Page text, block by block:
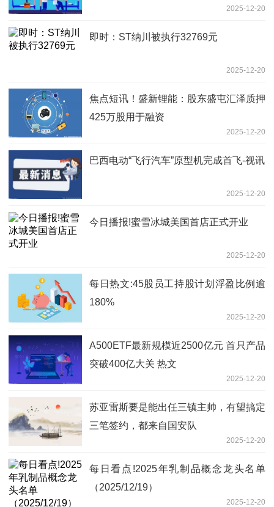
2025-12-20
即时：ST纳川被执行32769元
2025-12-20
焦点短讯！盛新锂能：股东盛屯汇泽质押
425万股用于融资
2025-12-20
巴西电动“飞行汽车”原型机完成首飞-视讯
2025-12-20
今日播报!蜜雪冰城美国首店正式开业
2025-12-20
每日热文:45股员工持股计划浮盈比例逾
180%
2025-12-20
A500ETF最新规模近2500亿元 首只产品
突破400亿大关 热文
2025-12-20
苏亚雷斯要是能出任三镇主帅，有望搞定
三笔签约，都来自国安队
2025-12-20
每日看点!2025年乳制品概念龙头名单
（2025/12/19）
2025-12-20